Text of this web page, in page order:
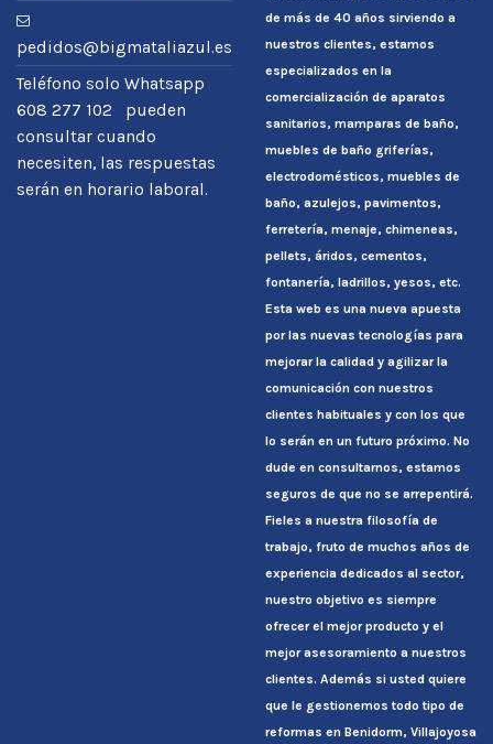
pedidos@bigmataliazul.es
Teléfono solo Whatsapp
608 277 102 pueden
consultar cuando
necesiten, las respuestas
serán en horario laboral.
de más de 40 años sirviendo a
nuestros clientes, estamos
especializados en la
comercialización de aparatos
sanitarios, mamparas de baño,
muebles de baño griferías,
electrodomésticos, muebles de
baño, azulejos, pavimentos,
ferretería, menaje, chimeneas,
pellets, áridos, cementos,
fontanería, ladrillos, yesos, etc.
Esta web es una nueva apuesta
por las nuevas tecnologías para
mejorar la calidad y agilizar la
comunicación con nuestros
clientes habituales y con los que
lo serán en un futuro próximo. No
dude en consultarnos, estamos
seguros de que no se arrepentirá.
Fieles a nuestra filosofía de
trabajo, fruto de muchos años de
experiencia dedicados al sector,
nuestro objetivo es siempre
ofrecer el mejor producto y el
mejor asesoramiento a nuestros
clientes. Además si usted quiere
que le gestionemos todo tipo de
reformas en Benidorm, Villajoyosa